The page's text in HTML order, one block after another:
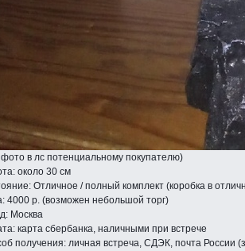
в лс потенциальному покупателю)
около 30 см
Отличное / полный комплект (коробка в
4000 р. (возможен небольшой торг)
Москва
карта сбербанка, наличными при встрече
получения: личная встреча, СДЭК, почта России